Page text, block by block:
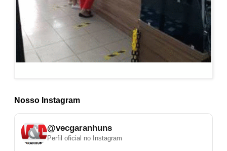
Nosso Instagram
@vecgaranhuns
Perfil oficial no Instagram